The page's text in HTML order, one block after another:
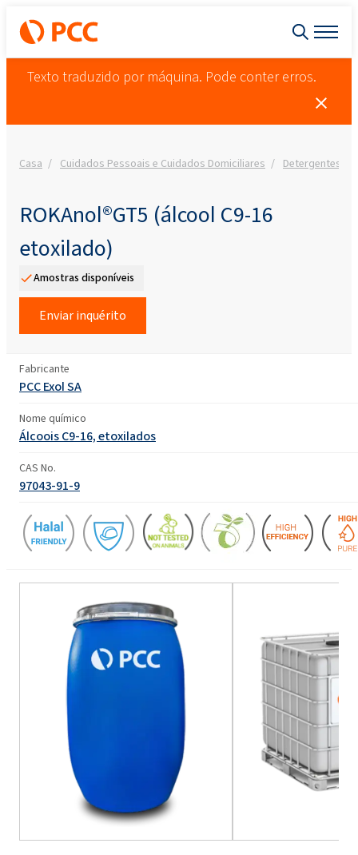
Texto traduzido por máquina. Pode conter erros.
Casa Cuidados Pessoais e Cuidados Domiciliares Detergentes
ROKAnol®GT5 (álcool C9-16
etoxilado)
Amostras disponíveis
Enviar inquérito
Fabricante
PCC Exol SA
Nome químico
Álcoois C9-16, etoxilados
CAS No.
97043-91-9